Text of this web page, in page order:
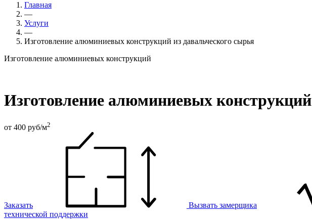
Главная
—
Услуги
—
Изготовление алюминиевых конструкций из давальческого сырья
Изготовление алюминиевых конструкций
Изготовление алюминиевых конструкций
от 400 руб/м2
Заказать Вызвать замерщика
технической поддержки